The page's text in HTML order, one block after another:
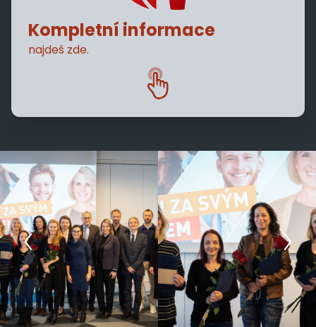
Kompletní informace
najdeš zde.